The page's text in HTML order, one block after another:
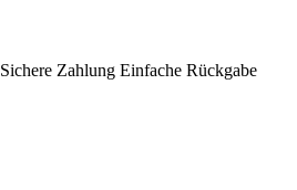
Sichere Zahlung Einfache Rückgabe